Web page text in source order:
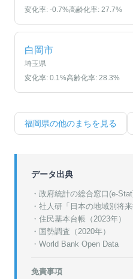
変化率: -0.7%高齢化率: 27.7%
白岡市
埼玉県
変化率: 0.1%高齢化率: 28.3%
福岡県の他のまちを見る
データ出典
・政府統計の総合窓口(e-
・ 社人研「日本の地域別将
・ 住民基本台帳（2023年）
・ 国勢調査（2020年）
・World Bank Open Data
免責事項